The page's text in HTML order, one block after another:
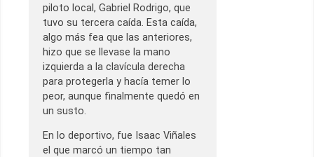
piloto local, Gabriel Rodrigo, que
tuvo su tercera caída. Esta caída,
algo más fea que las anteriores,
hizo que se llevase la mano
izquierda a la clavícula derecha
para protegerla y hacía temer lo
peor, aunque finalmente quedó en
un susto.
En lo deportivo, fue Isaac Viñales
el que marcó un tiempo tan